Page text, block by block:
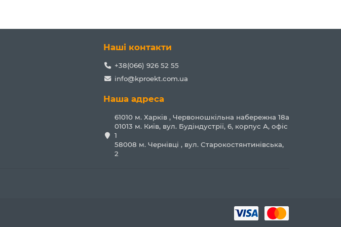
Наші контакти
+38(066) 926 52 55
info@kproekt.com.ua
Наша адреса
61010 м. Харків , Червоношкільна набережна 18а
01013 м. Київ, вул. Будіндустрії, 6, корпус А, офіс
1
58008 м. Чернівці , вул. Старокостянтинівська,
2